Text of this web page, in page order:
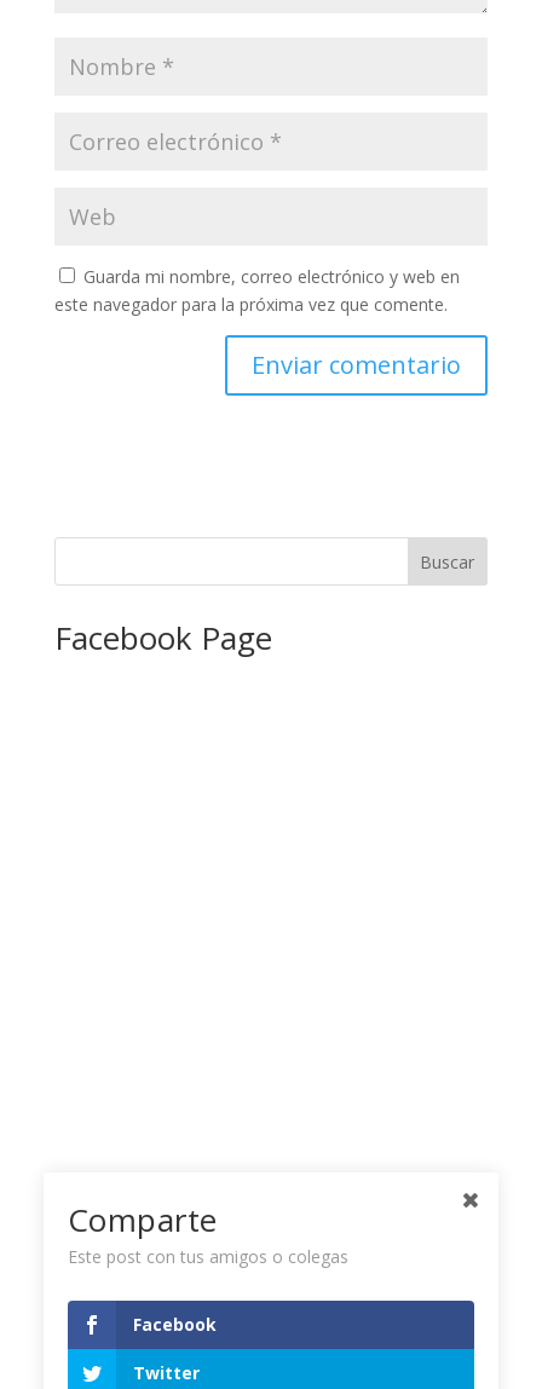
Guarda mi nombre, correo electrónico y web en
este navegador para la próxima vez que comente.
Facebook Page
Twitter Timeline
Comparte
Este post con tus amigos o colegas
Facebook
Twitter